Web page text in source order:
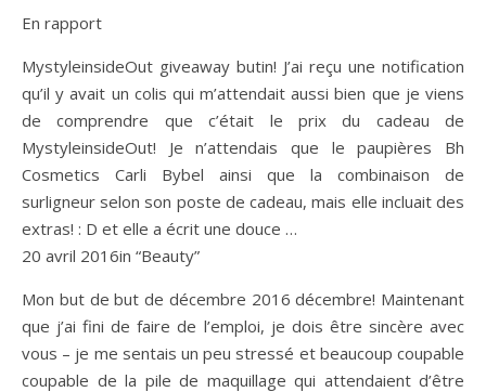
En rapport
MystyleinsideOut giveaway butin! J’ai reçu une notification
qu’il y avait un colis qui m’attendait aussi bien que je viens
de comprendre que c’était le prix du cadeau de
MystyleinsideOut! Je n’attendais que le paupières Bh
Cosmetics Carli Bybel ainsi que la combinaison de
surligneur selon son poste de cadeau, mais elle incluait des
extras! : D et elle a écrit une douce …
20 avril 2016in “Beauty”
Mon but de but de décembre 2016 décembre! Maintenant
que j’ai fini de faire de l’emploi, je dois être sincère avec
vous – je me sentais un peu stressé et beaucoup coupable
coupable de la pile de maquillage qui attendaient d’être